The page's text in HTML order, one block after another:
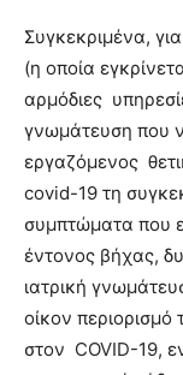
Συγκεκριμένα,
(η οποία
αρμόδιες
γνωμάτευση που
εργαζόμενος
covid-19 τη
συμπτώματα που
έντονος βήχας,
ιατρική
οίκον
στον COVID-19,